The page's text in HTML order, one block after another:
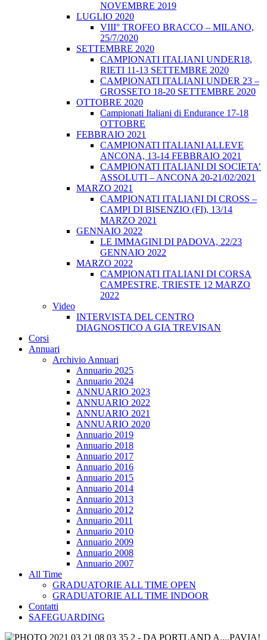
NOVEMBRE 2019
LUGLIO 2020
VIII° TROFEO BRACCO – MILANO,
25/7/2020
SETTEMBRE 2020
CAMPIONATI ITALIANI UNDER18,
RIETI 11-13 SETTEMBRE 2020
CAMPIONATI ITALIANI UNDER 23 –
GROSSETO 18-20 SETTEMBRE 2020
OTTOBRE 2020
Campionati Italiani di Endurance 17-18
OTTOBRE
FEBBRAIO 2021
CAMPIONATI ITALIANI ALLEVE
ANCONA, 13-14 FEBBRAIO 2021
CAMPIONATI ITALIANI DI SOCIETA’
ASSOLUTI – ANCONA 20-21/02/2021
MARZO 2021
CAMPIONATI ITALIANI DI CROSS –
CAMPI DI BISENZIO (FI), 13/14
MARZO 2021
GENNAIO 2022
LE IMMAGINI DI PADOVA, 22/23
GENNAIO 2022
MARZO 2022
CAMPIONATI ITALIANI DI CORSA
CAMPESTRE, TRIESTE 12 MARZO
2022
Video
INTERVISTA DEL CENTRO
DIAGNOSTICO A GIA TREVISAN
Corsi
Annuari
Archivio Annuari
Annuario 2025
Annuario 2024
ANNUARIO 2023
ANNUARIO 2022
ANNUARIO 2021
ANNUARIO 2020
Annuario 2019
Annuario 2018
Annuario 2017
Annuario 2016
Annuario 2015
Annuario 2014
Annuario 2013
Annuario 2012
Annuario 2011
Annuario 2010
Annuario 2009
Annuario 2008
Annuario 2007
All Time
GRADUATORIE ALL TIME OPEN
GRADUATORIE ALL TIME INDOOR
Contatti
SAFEGUARDING